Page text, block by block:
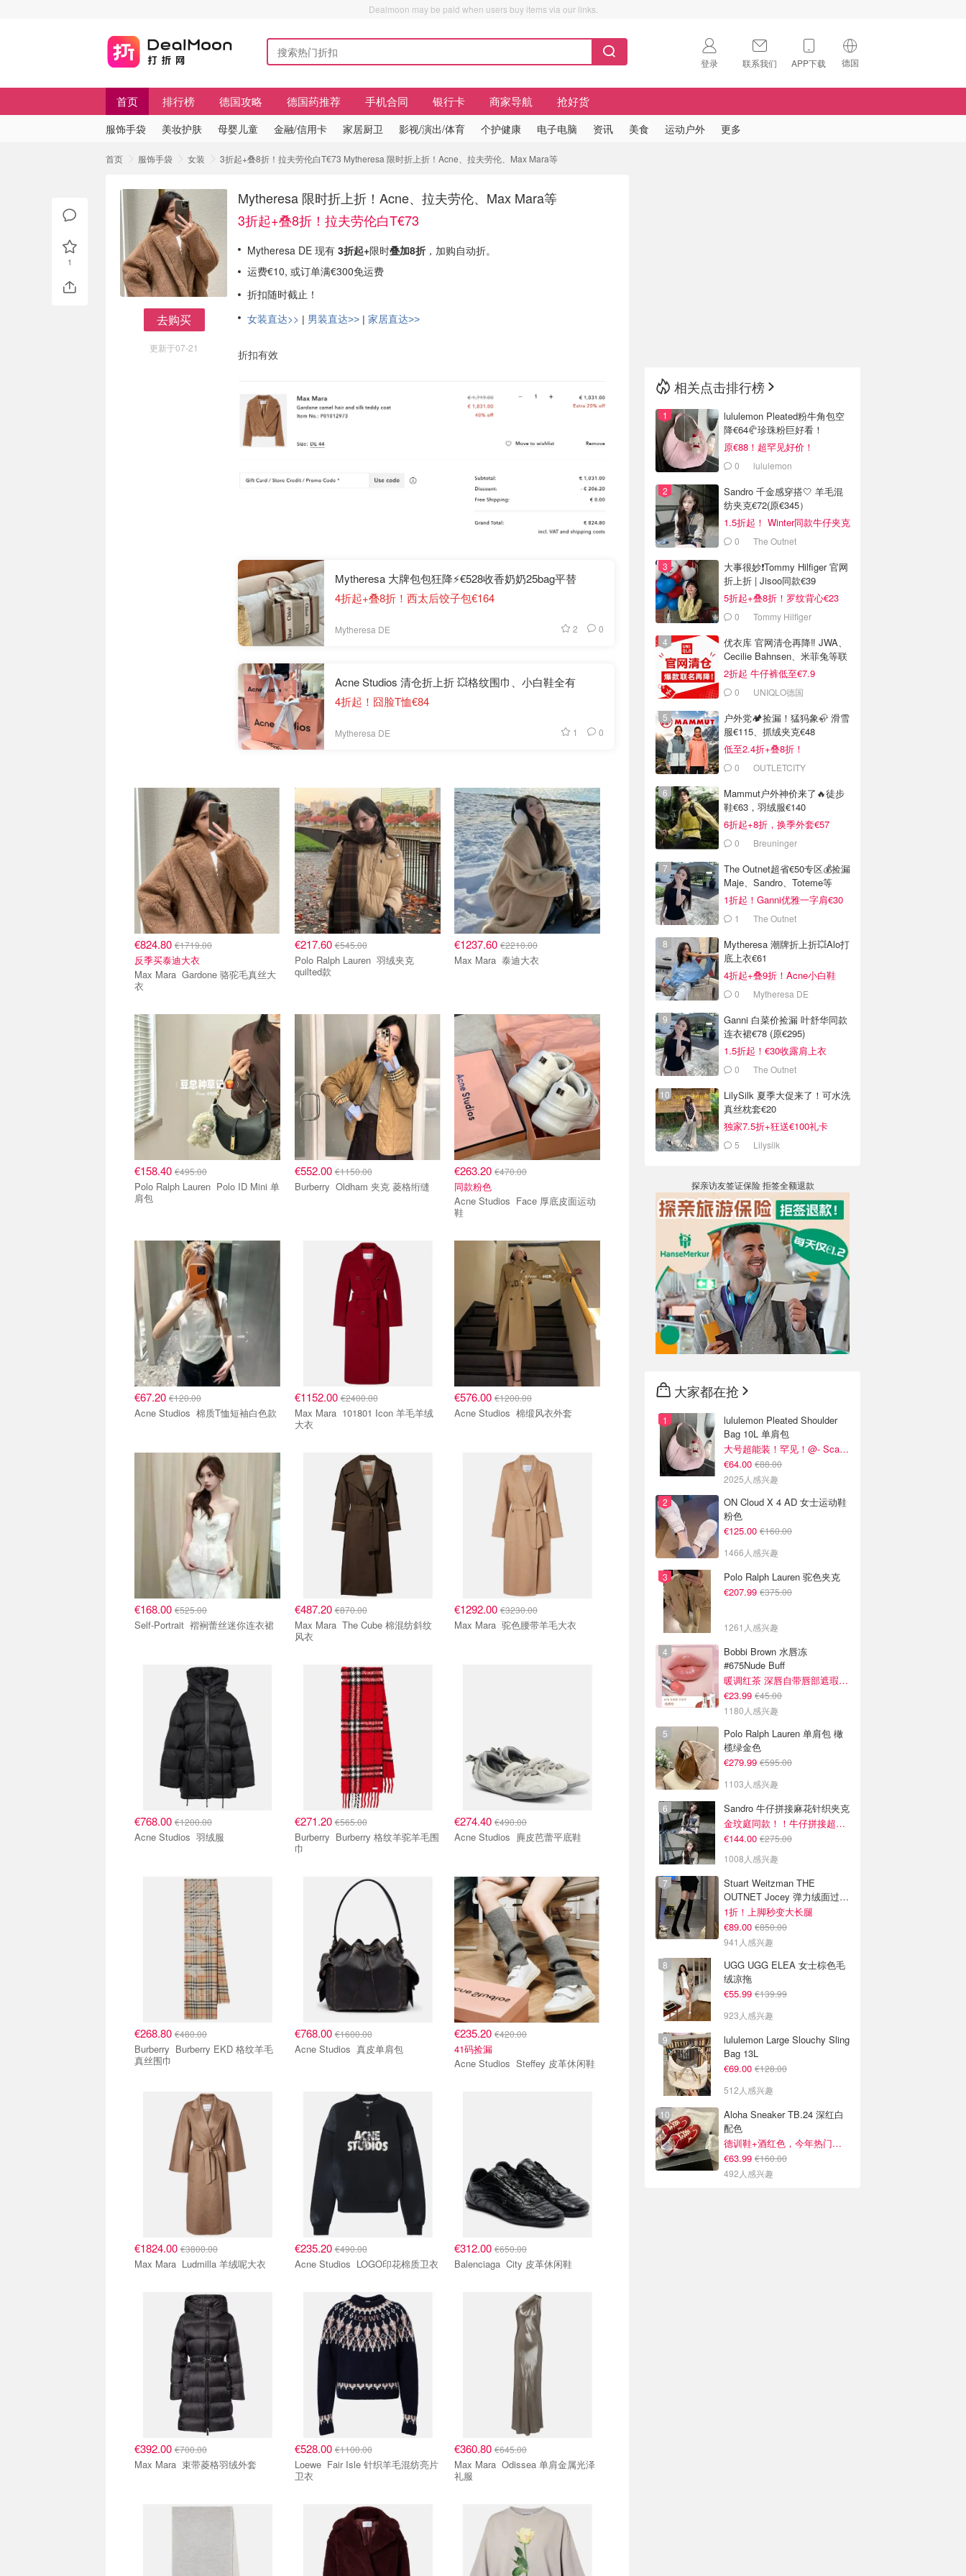
Dealmoon may be paid when users buy items via our links.
登录 联系我们 APP下载 德国
🇺🇸
首页 排行榜 德国攻略 德国药推荐 手机合同 银行卡 商家导航 抢好货
服饰手袋 美妆护肤 母婴儿童 金融/信用卡 家居厨卫 影视/演出/体育 个护健康 电子电脑 资讯 美食 运动户外 更多
首页 服饰手袋 女装 3折起+叠8折！拉夫劳伦白T€73 Mytheresa 限时折上折！Acne、拉夫劳伦、Max Mara等
去购买
更新于07-21
Mytheresa 限时折上折！Acne、拉夫劳伦、Max Mara等
3折起+叠8折！拉夫劳伦白T€73
Mytheresa DE 现有 3折起+限时叠加8折 ，加购自动折。
运费€10, 或订单满€300免运费
折扣随时截止！
女装直达>> | 男装直达>> | 家居直达>>
折扣有效
Mytheresa 大牌包包狂降⚡️€528收香奶奶25bag平替
4折起+叠8折！西太后饺子包€164
Mytheresa DE 2 0
Acne Studios 清仓折上折 💥格纹围巾、小白鞋全有
4折起！囧脸T恤€84
Mytheresa DE 1 0
€824.80 €1719.00
反季买泰迪大衣
Max Mara Gardone 骆驼毛真丝大
衣
€217.60€545.00
Polo Ralph Lauren 羽绒夹克
quilted款
€1237.60 €2210.00
Max Mara 泰迪大衣
€158.40 €495.00
Polo Ralph Lauren Polo ID Mini 单
肩包
€552.00€1150.00
Burberry Oldham 夹克 菱格绗缝
€263.20 €470.00
同款粉色
Acne Studios Face 厚底皮面运动
鞋
€67.20 €120.00
Acne Studios 棉质T恤短袖白色款
€1152.00€2400.00
Max Mara 101801 Icon 羊毛羊绒
大衣
€576.00 €1200.00
Acne Studios 棉缎风衣外套
€168.00 €525.00
Self-Portrait 褶裥蕾丝迷你连衣裙
€487.20€870.00
Max Mara The Cube 棉混纺斜纹
风衣
€1292.00 €3230.00
Max Mara 驼色腰带羊毛大衣
€768.00 €1200.00
Acne Studios 羽绒服
€271.20€565.00
Burberry Burberry 格纹羊驼羊毛围
巾
€274.40 €490.00
Acne Studios 麂皮芭蕾平底鞋
€268.80 €480.00
Burberry Burberry EKD 格纹羊毛
真丝围巾
€768.00€1600.00
Acne Studios 真皮单肩包
€235.20 €420.00
41码捡漏
Acne Studios Steffey 皮革休闲鞋
€1824.00 €3800.00
Max Mara Ludmilla 羊绒呢大衣
€235.20€490.00
Acne Studios LOGO印花棉质卫衣
€312.00 €650.00
Balenciaga City 皮革休闲鞋
€392.00 €700.00
Max Mara 束带菱格羽绒外套
€528.00€1100.00
Loewe Fair Isle 针织羊毛混纺亮片
卫衣
€360.80 €645.00
Max Mara Odissea 单肩金属光泽
礼服
1
相关点击排行榜
lululemon Pleated粉牛角包空
降€64🥐珍珠粉巨好看！
原€88！超罕见好价！
0 lululemon
Sandro 千金感穿搭🤍 羊毛混
纺夹克€72(原€345）
1.5折起！ Winter同款牛仔夹克
€1440 The Outnet
大事很妙❗️Tommy Hilfiger 官网
折上折 | Jisoo同款€39
5折起+叠8折！罗纹背心€23
0 Tommy Hilfiger
优衣库 官网清仓再降‼️ JWA、
Cecilie Bahnsen、米菲兔等联
名
2折起 牛仔裤低至€7.9
0 UNIQLO德国
户外党🏕️捡漏！猛犸象🦣 滑雪
服€115、抓绒夹克€48
低至2.4折+叠8折！
0
OUTLETCITY
Mammut户外神价来了🔥徒步
鞋€63，羽绒服€140
6折起+8折，换季外套€57
0 Breuninger
The Outnet超省€50专区💰捡漏
Maje、Sandro、Toteme等
1折起！Ganni优雅一字肩€30
1 The Outnet
Mytheresa 潮牌折上折💥Alo打
底上衣€61
4折起+叠9折！Acne小白鞋
€2640 Mytheresa DE
Ganni 白菜价捡漏 叶舒华同款
连衣裙€78 (原€295)
1.5折起！€30收露肩上衣
0 The Outnet
LilySilk 夏季大促来了！可水洗
真丝枕套€20
独家7.5折+狂送€100礼卡
5 Lilysilk
探亲访友签证保险 拒签全额退款
大家都在抢
lululemon Pleated Shoulder
Bag 10L 单肩包
大号超能装！罕见！@- Scarlett
€64.00 €88.00
2025人感兴趣
ON Cloud X 4 AD 女士运动鞋
粉色
€125.00 €160.00
1466人感兴趣
Polo Ralph Lauren 驼色夹克
€207.99 €375.00
1261人感兴趣
Bobbi Brown 水唇冻
#675Nude Buff
暖调红茶 深唇自带唇部遮瑕效果
€23.99 €45.00
1180人感兴趣
Polo Ralph Lauren 单肩包 橄
榄绿金色
€279.99 €595.00
1103人感兴趣
Sandro 牛仔拼接麻花针织夹克
金玟庭同款！！牛仔拼接超有层次感
€144.00 €275.00
1008人感兴趣
Stuart Weitzman THE
OUTNET Jocey 弹力绒面过膝
靴
1折！上脚秒变大长腿
€89.00 €850.00
941人感兴趣
UGG UGG ELEA 女士棕色毛
绒凉拖
€55.99 €139.99
923人感兴趣
lululemon Large Slouchy Sling
Bag 13L
€69.00 €128.00
512人感兴趣
Aloha Sneaker TB.24 深红白
配色
德训鞋+酒红色，今年热门组合！
€63.99 €160.00
492人感兴趣